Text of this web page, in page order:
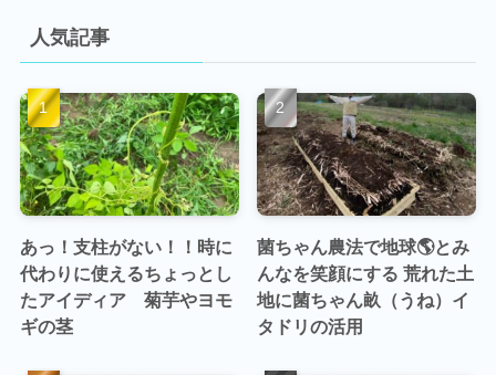
人気記事
あっ！支柱がない！！時に
代わりに使えるちょっとし
たアイディア 菊芋やヨモ
ギの茎
菌ちゃん農法で地球🌎とみ
んなを笑顔にする 荒れた土
地に菌ちゃん畝（うね）イ
タドリの活用